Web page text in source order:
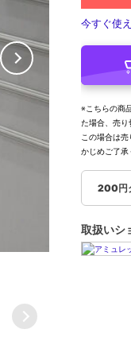
今すぐ使
※こちらの商
た場合、売り
この場合は
かじめご了承
200円
取扱いシ